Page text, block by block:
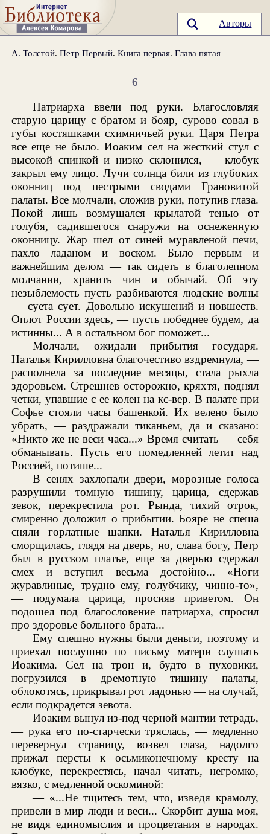
Авторы
А. Толстой.Петр Первый.Книга первая.Глава пятая
6
Патриарха ввели под руки. Благословляя
старую царицу с братом и бояр, сурово совал в
губы костяшками схимничьей руки. Царя Петра
все еще не было. Иоаким сел на жесткий стул с
высокой спинкой и низко склонился, — клобук
закрыл ему лицо. Лучи солнца били из глубоких
оконниц под пестрыми сводами Грановитой
палаты. Все молчали, сложив руки, потупив глаза.
Покой лишь возмущался крылатой тенью от
голубя, садившегося снаружи на оснеженную
оконницу. Жар шел от синей муравленой печи,
пахло ладаном и воском. Было первым и
важнейшим делом — так сидеть в благолепном
молчании, хранить чин и обычай. Об эту
незыблемость пусть разбиваются людские волны
— суета сует. Довольно искушений и новшеств.
Оплот России здесь, — пусть победнее будем, да
истинны... А в остальном бог поможет...
Молчали, ожидали прибытия государя.
Наталья Кирилловна благочестиво вздремнула, —
располнела за последние месяцы, стала рыхла
здоровьем. Стрешнев осторожно, кряхтя, поднял
четки, упавшие с ее колен на кс-вер. В палате при
Софье стояли часы башенкой. Их велено было
убрать, — раздражали тиканьем, да и сказано:
«Никто же не веси часа...» Время считать — себя
обманывать. Пусть его помедленней летит над
Россией, потише...
В сенях захлопали двери, морозные голоса
разрушили томную тишину, царица, сдержав
зевок, перекрестила рот. Рында, тихий отрок,
смиренно доложил о прибытии. Бояре не спеша
сняли горлатные шапки. Наталья Кирилловна
сморщилась, глядя на дверь, но, слава богу, Петр
был в русском платье, еще за дверью сдержал
смех и вступил весьма достойно... «Ноги
журавлиные, трудно ему, голубчику, чинно-то»,
— подумала царица, просияв приветом. Он
подошел под благословение патриарха, спросил
про здоровье больного брата...
Ему спешно нужны были деньги, поэтому и
приехал послушно по письму матери слушать
Иоакима. Сел на трон и, будто в пуховики,
погрузился в дремотную тишину палаты,
облокотясь, прикрывал рот ладонью — на случай,
если подкрадется зевота.
Иоаким вынул из-под черной мантии тетрадь,
— рука его по-старчески тряслась, — медленно
перевернул страницу, возвел глаза, надолго
прижал персты к осьмиконечному кресту на
клобуке, перекрестясь, начал читать, негромко,
вязко, с медленной оскоминой:
— «...Не тщитесь тем, что, изведя крамолу,
привели в мир люди и веси... Скорбит душа моя,
не видя единомыслия и процветания в народах.